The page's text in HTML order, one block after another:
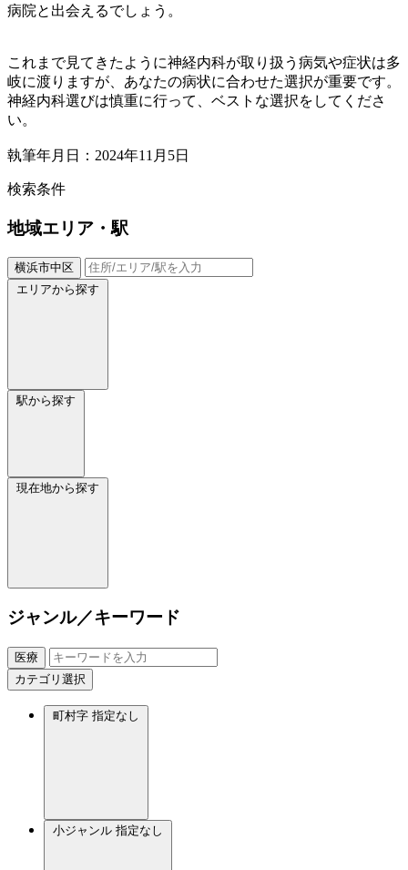
病院と出会えるでしょう。
これまで見てきたように神経内科が取り扱う病気や症状は多
岐に渡りますが、あなたの病状に合わせた選択が重要です。
神経内科選びは慎重に行って、ベストな選択をしてくださ
い。
執筆年月日：2024年11月5日
検索条件
地域エリア・駅
横浜市中区
エリアから探す
駅から探す
現在地から探す
ジャンル／キーワード
医療
カテゴリ選択
町村字 指定なし
小ジャンル 指定なし